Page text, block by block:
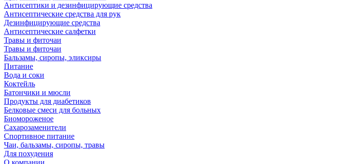
Антисептики и дезинфицирующие средства
Антисептические средства для рук
Дезинфицирующие средства
Антисептические салфетки
Травы и фиточаи
Травы и фиточаи
Бальзамы, сиропы, эликсиры
Питание
Вода и соки
Коктейль
Батончики и мюсли
Продукты для диабетиков
Белковые смеси для больных
Биомороженое
Сахарозаменители
Спортивное питание
Чаи, бальзамы, сиропы, травы
Для похудения
О компании